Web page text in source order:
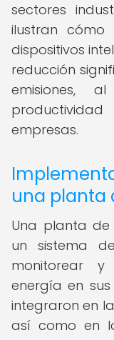
sectores
ilustran
dispositivos
reducción
emisiones,
empresas.
una planta
Una planta de
un sistema
monitorear
energía en sus
integraron en
así como en